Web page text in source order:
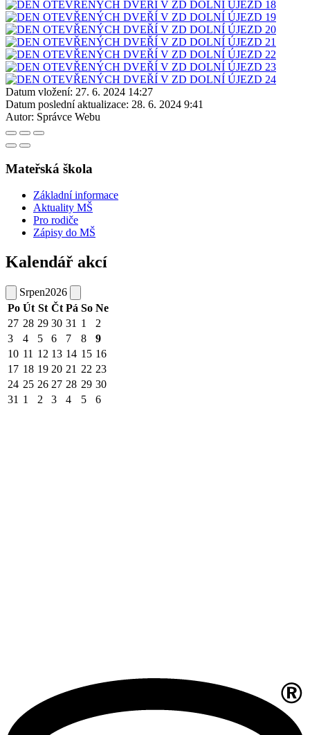
Datum vložení: 27. 6. 2024 14:27
Datum poslední aktualizace: 28. 6. 2024 9:41
Autor: Správce Webu
Mateřská škola
Základní informace
Aktuality MŠ
Pro rodiče
Zápisy do MŠ
Kalendář akcí
Srpen2026
Po Út St Čt Pá So Ne
27 28 29 30 31 1
2
3
4 5 6 7 8
9
10 11 12 13 14 15 16
17 18 19 20 21 22 23
24 25 26 27 28 29 30
31 1 2 3 4 5 6